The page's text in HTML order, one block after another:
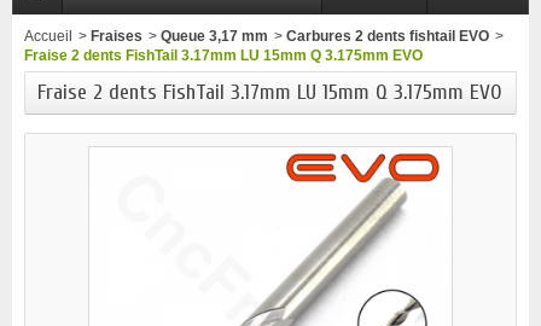
Accueil > Fraises > Queue 3,17 mm > Carbures 2 dents fishtail EVO >
Fraise 2 dents FishTail 3.17mm LU 15mm Q 3.175mm EVO
Fraise 2 dents FishTail 3.17mm LU 15mm Q 3.175mm EVO